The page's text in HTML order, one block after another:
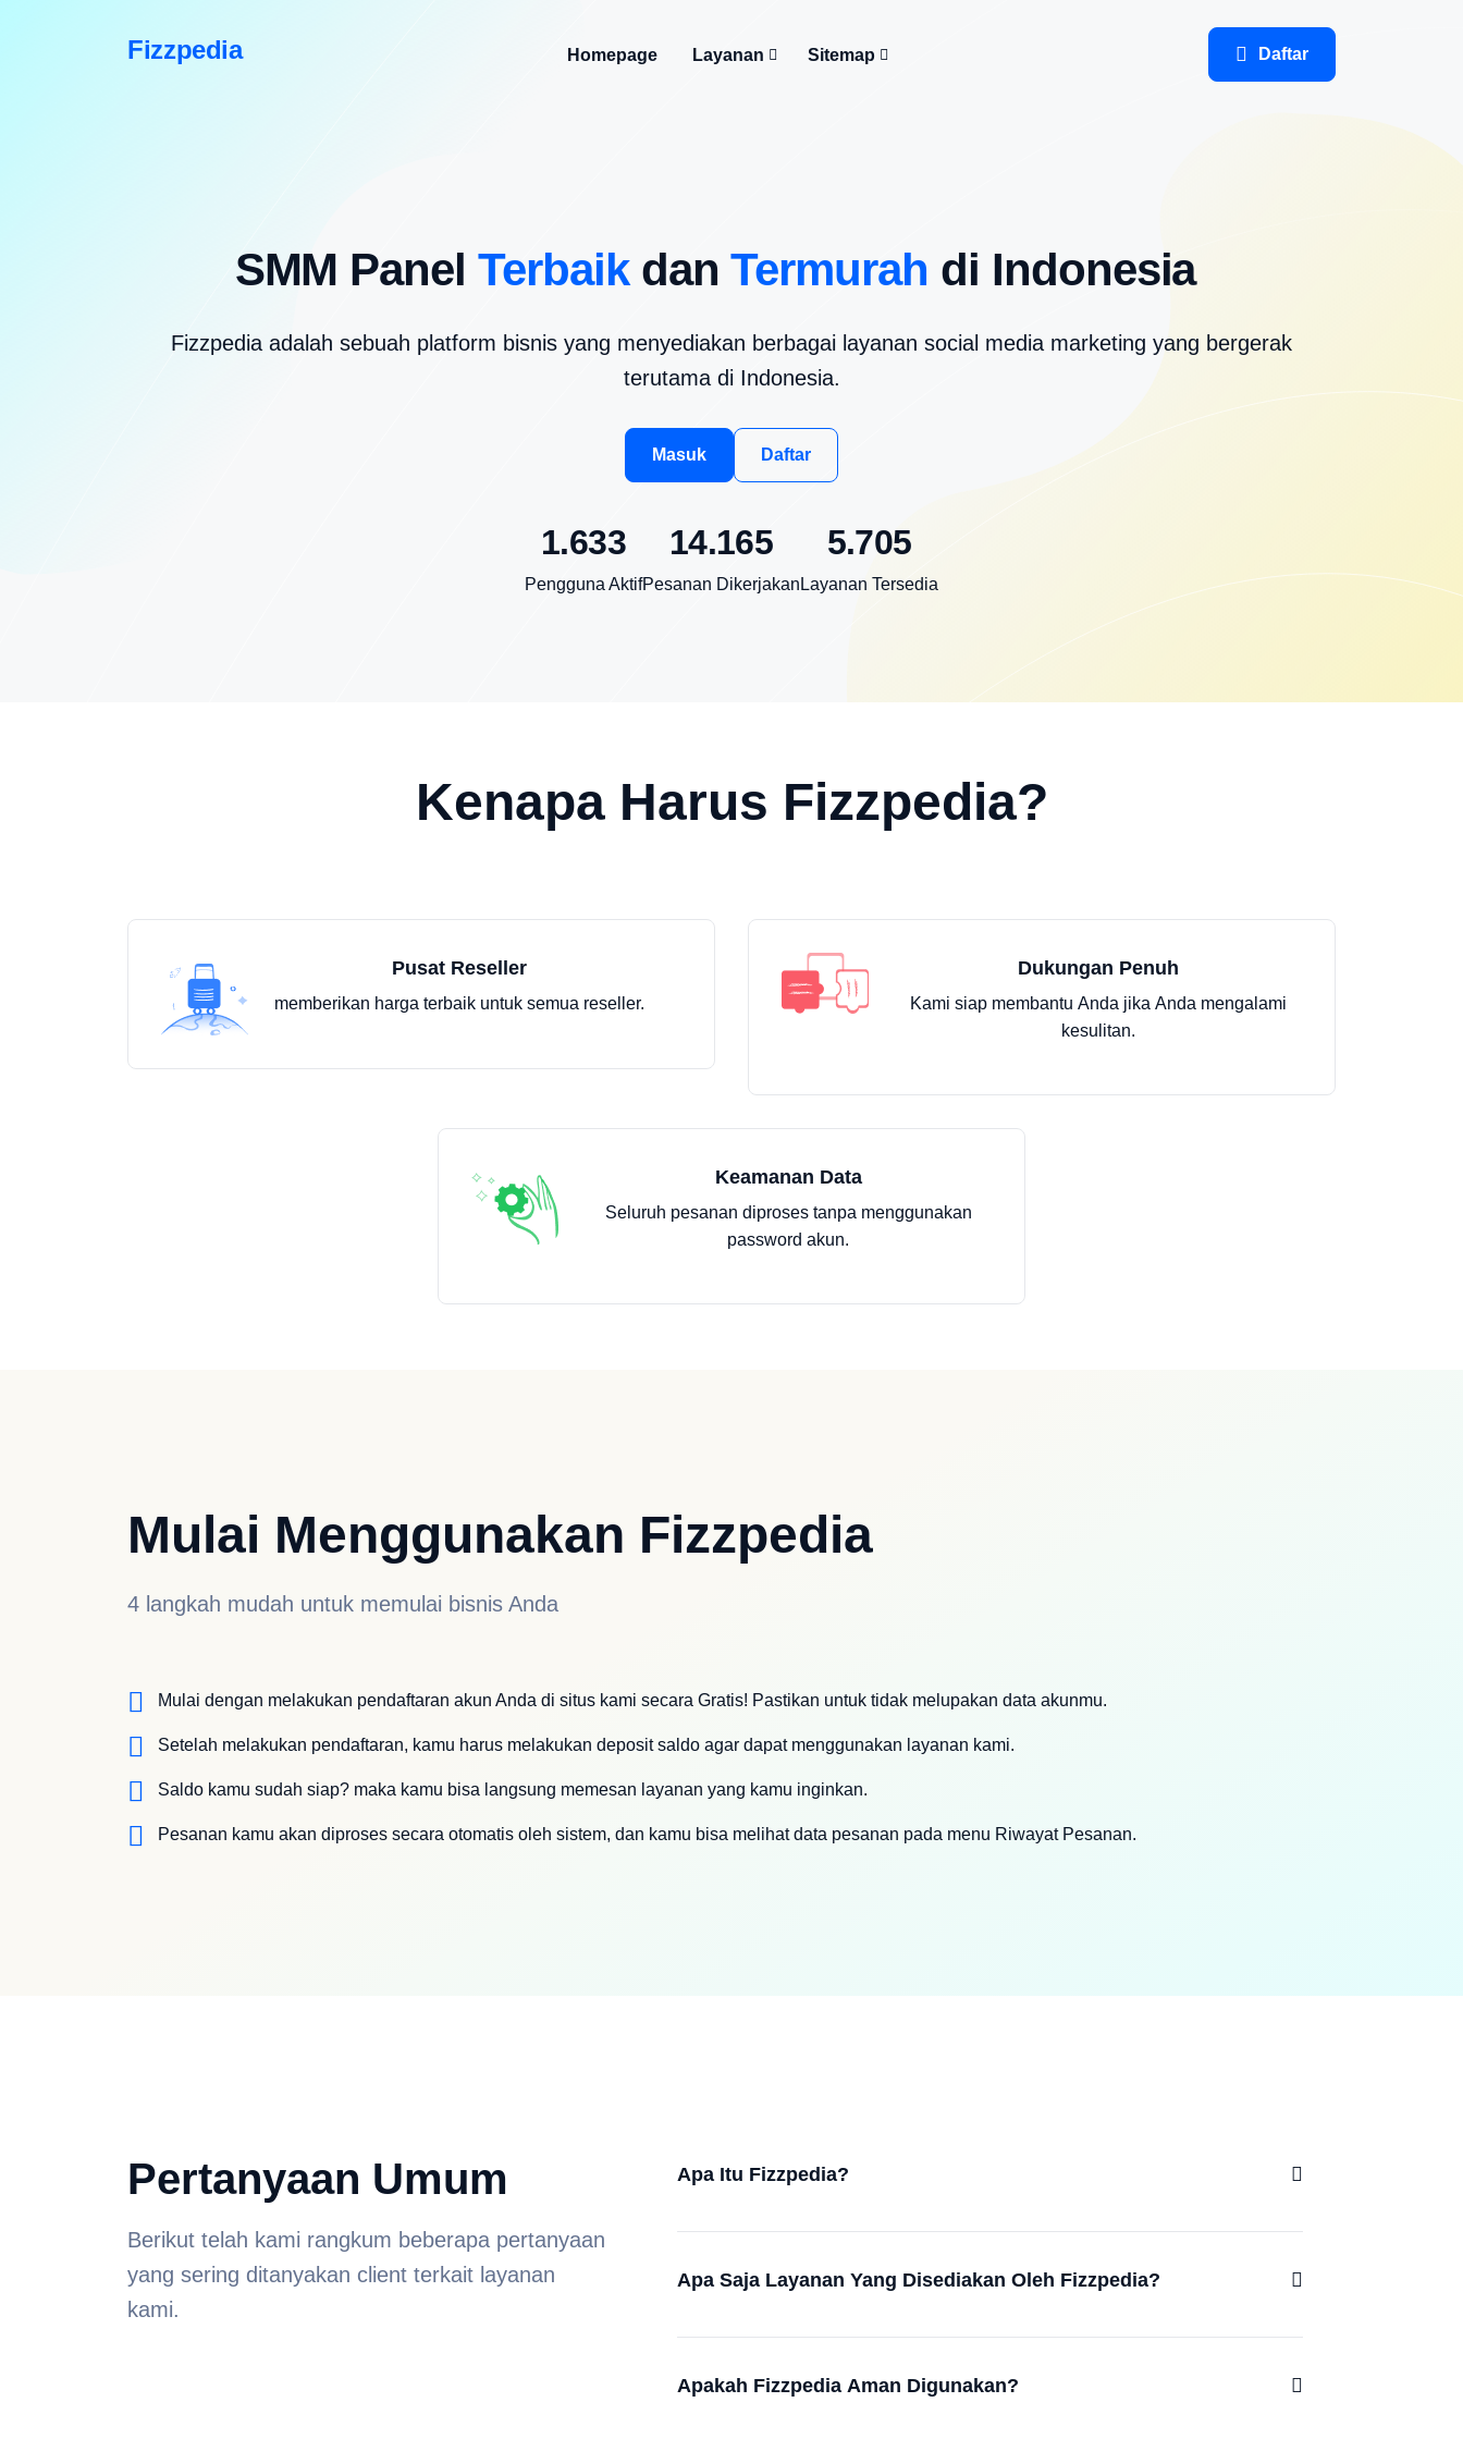
Fizzpedia Homepage Layanan Sitemap Daftar
SMM PanelTerbaikdanTermurah di Indonesia
Fizzpedia adalah sebuah platform bisnis yang menyediakan berbagai layanan social media marketing yang bergerak
terutama di Indonesia.
Masuk Daftar
1.633
Pengguna Aktif
14.165
Pesanan Dikerjakan
5.705
Layanan Tersedia
Kenapa Harus Fizzpedia?
Pusat Reseller
memberikan harga terbaik untuk semua reseller.
Dukungan Penuh
Kami siap membantu Anda jika Anda mengalami
kesulitan.
Keamanan Data
Seluruh pesanan diproses tanpa menggunakan
password akun.
Mulai Menggunakan Fizzpedia
4 langkah mudah untuk memulai bisnis Anda
Mulai dengan melakukan pendaftaran akun Anda di situs kami secara Gratis! Pastikan untuk tidak melupakan data akunmu.
Setelah melakukan pendaftaran, kamu harus melakukan deposit saldo agar dapat menggunakan layanan kami.
Saldo kamu sudah siap? maka kamu bisa langsung memesan layanan yang kamu inginkan.
Pesanan kamu akan diproses secara otomatis oleh sistem, dan kamu bisa melihat data pesanan pada menu Riwayat Pesanan.
Pertanyaan Umum
Berikut telah kami rangkum beberapa pertanyaan
yang sering ditanyakan client terkait layanan
kami.
Apa Itu Fizzpedia?
Apa Saja Layanan Yang Disediakan Oleh Fizzpedia?
Apakah Fizzpedia Aman Digunakan?